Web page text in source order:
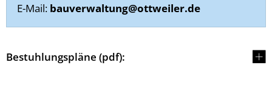
E-Mail: bauverwaltung@ottweiler.de
Bestuhlungspläne (pdf):